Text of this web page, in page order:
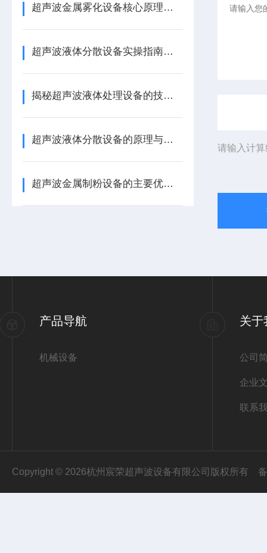
超声波金属雾化设备核心原理与应用场景
超声波液体分散设备实操指南：细节把控与工艺优化
揭秘超声波液体处理设备的技术奥秘
超声波液体分散设备的原理与应用解析
超声波金属制粉设备的主要优势体现在哪些方面
请输入计
产品导航
机械设备
关于
公司
企业
联系
Copyright © 2026杭州宸荣超声波设备有限公司版权所有